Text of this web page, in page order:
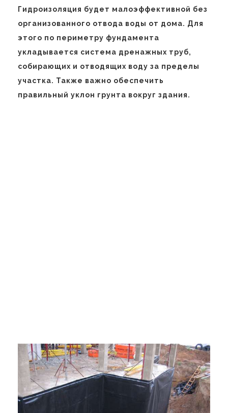
Гидроизоляция будет малоэффективной без
организованного отвода воды от дома. Для
этого по периметру фундамента
укладывается система дренажных труб,
собирающих и отводящих воду за пределы
участка. Также важно обеспечить
правильный уклон грунта вокруг здания.